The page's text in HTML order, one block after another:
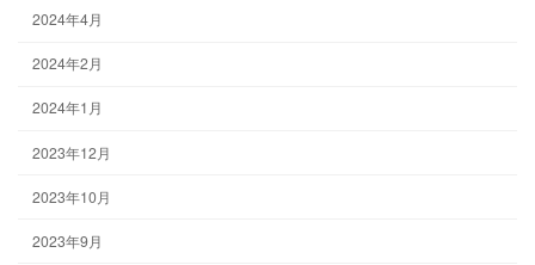
2024年4月
2024年2月
2024年1月
2023年12月
2023年10月
2023年9月